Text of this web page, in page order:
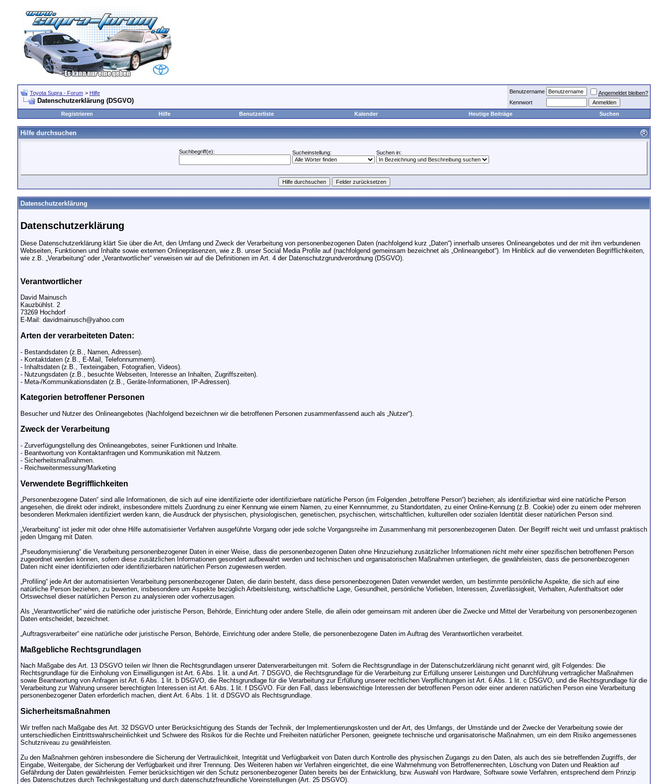
Toyota Supra - Forum > Hilfe
Datenschutzerklärung (DSGVO)
Benutzername
Angemeldet bleiben?
Kennwort
Registrieren
Hilfe Benutzerliste Kalender Heutige Beiträge Suchen
Hilfe durchsuchen
Suchbegriff(e): Sucheinstellung: Suchen in:
Datenschutzerklärung
Datenschutzerklärung
Diese Datenschutzerklärung klärt Sie über die Art, den Umfang und Zweck der Verarbeitung von personenbezogenen Daten (nachfolgend kurz „Daten“) innerhalb unseres Onlineangebotes und der mit ihm verbundenen
Webseiten, Funktionen und Inhalte sowie externen Onlinepräsenzen, wie z.B. unser Social Media Profile auf (nachfolgend gemeinsam bezeichnet als „Onlineangebot“). Im Hinblick auf die verwendeten Begrifflichkeiten,
wie z.B. „Verarbeitung“ oder „Verantwortlicher“ verweisen wir auf die Definitionen im Art. 4 der Datenschutzgrundverordnung (DSGVO).
Verantwortlicher
David Mainusch
Kauzbühlst. 2
73269 Hochdorf
E-Mail: davidmainusch@yahoo.com
Arten der verarbeiteten Daten:
- Bestandsdaten (z.B., Namen, Adressen).
- Kontaktdaten (z.B., E-Mail, Telefonnummern).
- Inhaltsdaten (z.B., Texteingaben, Fotografien, Videos).
- Nutzungsdaten (z.B., besuchte Webseiten, Interesse an Inhalten, Zugriffszeiten).
- Meta-/Kommunikationsdaten (z.B., Geräte-Informationen, IP-Adressen).
Kategorien betroffener Personen
Besucher und Nutzer des Onlineangebotes (Nachfolgend bezeichnen wir die betroffenen Personen zusammenfassend auch als „Nutzer“).
Zweck der Verarbeitung
- Zurverfügungstellung des Onlineangebotes, seiner Funktionen und Inhalte.
- Beantwortung von Kontaktanfragen und Kommunikation mit Nutzern.
- Sicherheitsmaßnahmen.
- Reichweitenmessung/Marketing
Verwendete Begrifflichkeiten
„Personenbezogene Daten“ sind alle Informationen, die sich auf eine identifizierte oder identifizierbare natürliche Person (im Folgenden „betroffene Person“) beziehen; als identifizierbar wird eine natürliche Person
angesehen, die direkt oder indirekt, insbesondere mittels Zuordnung zu einer Kennung wie einem Namen, zu einer Kennnummer, zu Standortdaten, zu einer Online-Kennung (z.B. Cookie) oder zu einem oder mehreren
besonderen Merkmalen identifiziert werden kann, die Ausdruck der physischen, physiologischen, genetischen, psychischen, wirtschaftlichen, kulturellen oder sozialen Identität dieser natürlichen Person sind.
„Verarbeitung“ ist jeder mit oder ohne Hilfe automatisierter Verfahren ausgeführte Vorgang oder jede solche Vorgangsreihe im Zusammenhang mit personenbezogenen Daten. Der Begriff reicht weit und umfasst praktisch
jeden Umgang mit Daten.
„Pseudonymisierung“ die Verarbeitung personenbezogener Daten in einer Weise, dass die personenbezogenen Daten ohne Hinzuziehung zusätzlicher Informationen nicht mehr einer spezifischen betroffenen Person
zugeordnet werden können, sofern diese zusätzlichen Informationen gesondert aufbewahrt werden und technischen und organisatorischen Maßnahmen unterliegen, die gewährleisten, dass die personenbezogenen
Daten nicht einer identifizierten oder identifizierbaren natürlichen Person zugewiesen werden.
„Profiling“ jede Art der automatisierten Verarbeitung personenbezogener Daten, die darin besteht, dass diese personenbezogenen Daten verwendet werden, um bestimmte persönliche Aspekte, die sich auf eine
natürliche Person beziehen, zu bewerten, insbesondere um Aspekte bezüglich Arbeitsleistung, wirtschaftliche Lage, Gesundheit, persönliche Vorlieben, Interessen, Zuverlässigkeit, Verhalten, Aufenthaltsort oder
Ortswechsel dieser natürlichen Person zu analysieren oder vorherzusagen.
Als „Verantwortlicher“ wird die natürliche oder juristische Person, Behörde, Einrichtung oder andere Stelle, die allein oder gemeinsam mit anderen über die Zwecke und Mittel der Verarbeitung von personenbezogenen
Daten entscheidet, bezeichnet.
„Auftragsverarbeiter“ eine natürliche oder juristische Person, Behörde, Einrichtung oder andere Stelle, die personenbezogene Daten im Auftrag des Verantwortlichen verarbeitet.
Maßgebliche Rechtsgrundlagen
Nach Maßgabe des Art. 13 DSGVO teilen wir Ihnen die Rechtsgrundlagen unserer Datenverarbeitungen mit. Sofern die Rechtsgrundlage in der Datenschutzerklärung nicht genannt wird, gilt Folgendes: Die
Rechtsgrundlage für die Einholung von Einwilligungen ist Art. 6 Abs. 1 lit. a und Art. 7 DSGVO, die Rechtsgrundlage für die Verarbeitung zur Erfüllung unserer Leistungen und Durchführung vertraglicher Maßnahmen
sowie Beantwortung von Anfragen ist Art. 6 Abs. 1 lit. b DSGVO, die Rechtsgrundlage für die Verarbeitung zur Erfüllung unserer rechtlichen Verpflichtungen ist Art. 6 Abs. 1 lit. c DSGVO, und die Rechtsgrundlage für die
Verarbeitung zur Wahrung unserer berechtigten Interessen ist Art. 6 Abs. 1 lit. f DSGVO. Für den Fall, dass lebenswichtige Interessen der betroffenen Person oder einer anderen natürlichen Person eine Verarbeitung
personenbezogener Daten erforderlich machen, dient Art. 6 Abs. 1 lit. d DSGVO als Rechtsgrundlage.
Sicherheitsmaßnahmen
Wir treffen nach Maßgabe des Art. 32 DSGVO unter Berücksichtigung des Stands der Technik, der Implementierungskosten und der Art, des Umfangs, der Umstände und der Zwecke der Verarbeitung sowie der
unterschiedlichen Eintrittswahrscheinlichkeit und Schwere des Risikos für die Rechte und Freiheiten natürlicher Personen, geeignete technische und organisatorische Maßnahmen, um ein dem Risiko angemessenes
Schutzniveau zu gewährleisten.
Zu den Maßnahmen gehören insbesondere die Sicherung der Vertraulichkeit, Integrität und Verfügbarkeit von Daten durch Kontrolle des physischen Zugangs zu den Daten, als auch des sie betreffenden Zugriffs, der
Eingabe, Weitergabe, der Sicherung der Verfügbarkeit und ihrer Trennung. Des Weiteren haben wir Verfahren eingerichtet, die eine Wahrnehmung von Betroffenenrechten, Löschung von Daten und Reaktion auf
Gefährdung der Daten gewährleisten. Ferner berücksichtigen wir den Schutz personenbezogener Daten bereits bei der Entwicklung, bzw. Auswahl von Hardware, Software sowie Verfahren, entsprechend dem Prinzip
des Datenschutzes durch Technikgestaltung und durch datenschutzfreundliche Voreinstellungen (Art. 25 DSGVO).